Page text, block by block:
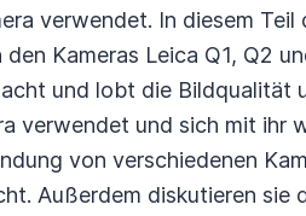
verwendet. In diesem Teil
Kameras Leica Q1, Q2
und lobt die Bildqualität
verwendet und sich mit ihr
von verschiedenen
Außerdem diskutieren sie